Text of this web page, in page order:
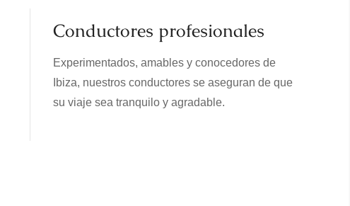
Conductores profesionales
Experimentados, amables y conocedores de
Ibiza, nuestros conductores se aseguran de que
su viaje sea tranquilo y agradable.